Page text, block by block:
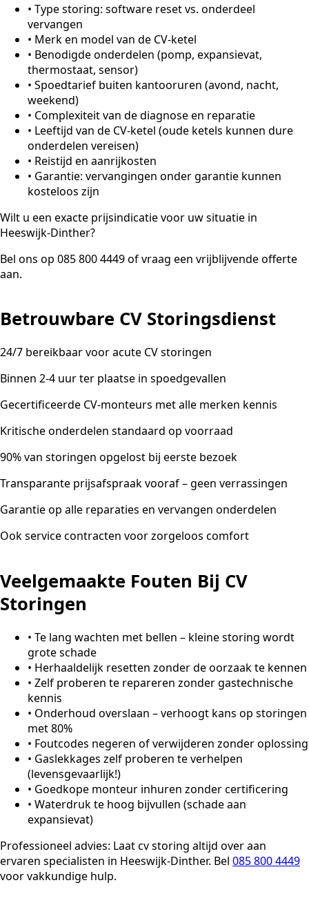
• Type storing: software reset vs. onderdeel
vervangen
• Merk en model van de CV-ketel
• Benodigde onderdelen (pomp, expansievat,
thermostaat, sensor)
• Spoedtarief buiten kantooruren (avond, nacht,
weekend)
• Complexiteit van de diagnose en reparatie
• Leeftijd van de CV-ketel (oude ketels kunnen dure
onderdelen vereisen)
• Reistijd en aanrijkosten
• Garantie: vervangingen onder garantie kunnen
kosteloos zijn
Wilt u een exacte prijsindicatie voor uw situatie in
Heeswijk-Dinther?
Bel ons op 085 800 4449 of vraag een vrijblijvende offerte
aan.
Betrouwbare CV Storingsdienst
24/7 bereikbaar voor acute CV storingen
Binnen 2-4 uur ter plaatse in spoedgevallen
Gecertificeerde CV-monteurs met alle merken kennis
Kritische onderdelen standaard op voorraad
90% van storingen opgelost bij eerste bezoek
Transparante prijsafspraak vooraf – geen verrassingen
Garantie op alle reparaties en vervangen onderdelen
Ook service contracten voor zorgeloos comfort
Veelgemaakte Fouten Bij CV
Storingen
• Te lang wachten met bellen – kleine storing wordt
grote schade
• Herhaaldelijk resetten zonder de oorzaak te kennen
• Zelf proberen te repareren zonder gastechnische
kennis
• Onderhoud overslaan – verhoogt kans op storingen
met 80%
• Foutcodes negeren of verwijderen zonder oplossing
• Gaslekkages zelf proberen te verhelpen
(levensgevaarlijk!)
• Goedkope monteur inhuren zonder certificering
• Waterdruk te hoog bijvullen (schade aan
expansievat)
Professioneel advies: Laat cv storing altijd over aan
ervaren specialisten in Heeswijk-Dinther. Bel 085 800 4449
voor vakkundige hulp.